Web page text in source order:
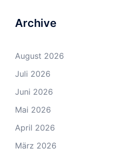
Archive
August 2026
Juli 2026
Juni 2026
Mai 2026
April 2026
März 2026